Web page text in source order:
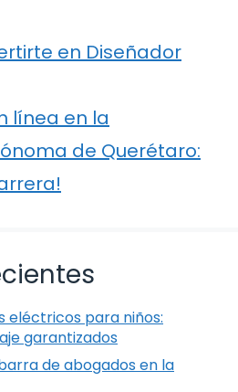
en Diseñador
línea en la
de Querétaro:
eléctricos para niños:
garantizados
de abogados en la